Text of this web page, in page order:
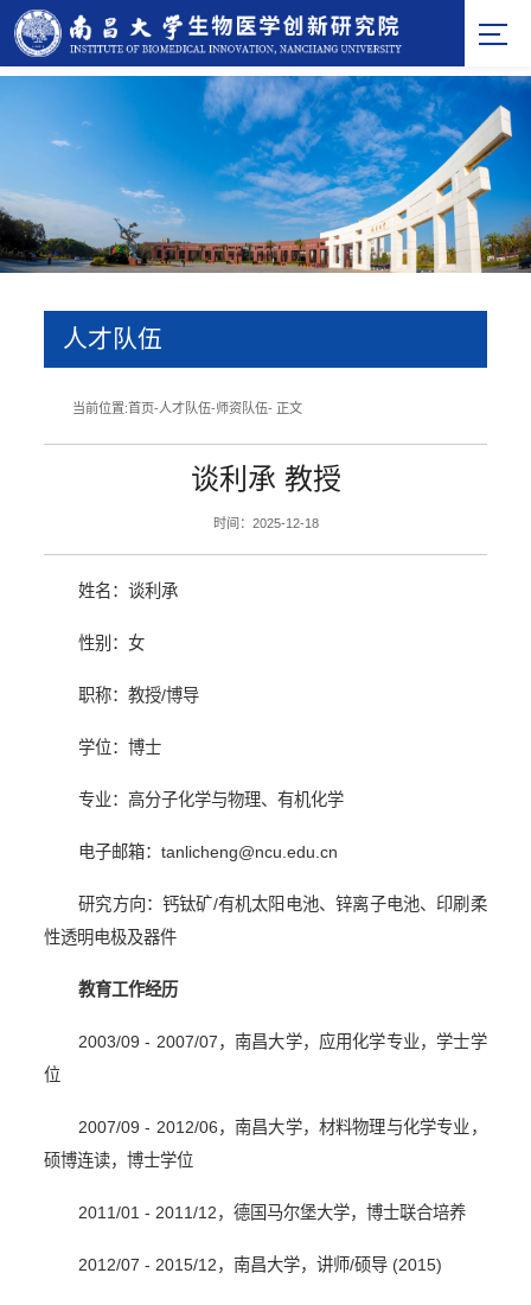
人才队伍
当前位置:首页-人才队伍-师资队伍- 正文
谈利承 教授
时间：2025-12-18
姓名：谈利承
性别：女
职称：教授/博导
学位：博士
专业：高分子化学与物理、有机化学
电子邮箱：tanlicheng@ncu.edu.cn
研究方向：钙钛矿/有机太阳电池、锌离子电池、印刷柔
性透明电极及器件
教育工作经历
2003/09 - 2007/07，南昌大学，应用化学专业，学士学
位
2007/09 - 2012/06，南昌大学，材料物理与化学专业，
硕博连读，博士学位
2011/01 - 2011/12，德国马尔堡大学，博士联合培养
2012/07 - 2015/12，南昌大学，讲师/硕导 (2015)